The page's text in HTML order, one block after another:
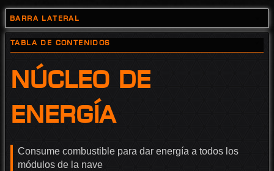
Barra lateral
Tabla de Contenidos
Núcleo de
energía
Consume combustible para dar energía a todos los
módulos de la nave